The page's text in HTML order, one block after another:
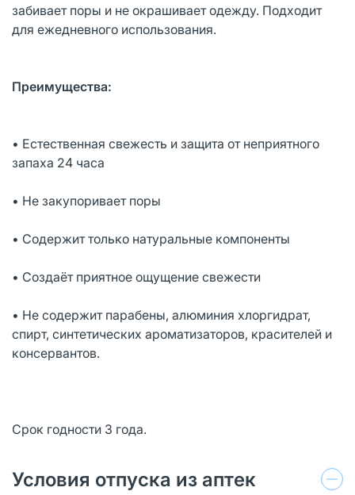
забивает поры и не окрашивает одежду. Подходит
для ежедневного использования.
Преимущества:
• Естественная свежесть и защита от неприятного
запаха 24 часа
• Не закупоривает поры
• Содержит только натуральные компоненты
• Создаёт приятное ощущение свежести
• Не содержит парабены, алюминия хлоргидрат,
спирт, синтетических ароматизаторов, красителей и
консервантов.
Срок годности 3 года.
Условия отпуска из аптек